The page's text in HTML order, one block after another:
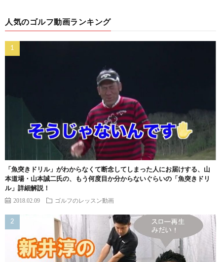
人気のゴルフ動画ランキング
「魚突きドリル」がわからなくて断念してしまった人にお届けする、山
本道場・山本誠二氏の、もう何度目か分からないぐらいの「魚突きドリ
ル」詳細解説！
2018.02.09 ゴルフのレッスン動画